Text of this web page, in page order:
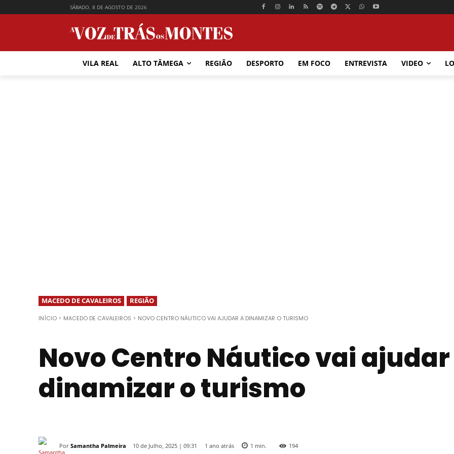
SÁBADO, 8 DE AGOSTO DE 2026
VILA REAL ALTO TÂMEGA REGIÃO DESPORTO EM FOCO ENTREVISTA VIDEO
MACEDO DE CAVALEIROS REGIÃO
INÍCIO MACEDO DE CAVALEIROS NOVO CENTRO NÁUTICO VAI AJUDAR A DINAMIZAR O TURISMO
Novo Centro Náutico vai
dinamizar o turismo
Por Samantha Palmeira 10 de Julho, 2025 | 09:31 1 ano atrás 1 min. 194